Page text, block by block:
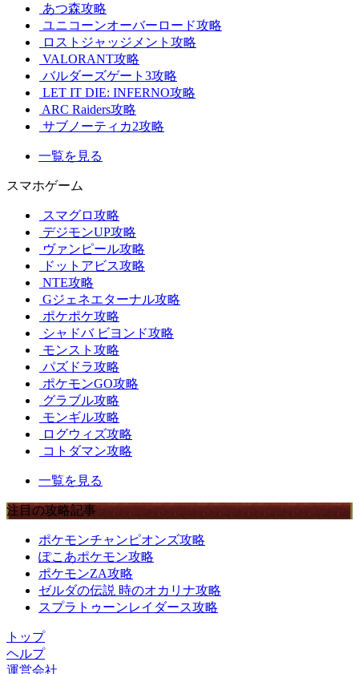
あつ森攻略
ユニコーンオーバーロード攻略
ロストジャッジメント攻略
VALORANT攻略
バルダーズゲート3攻略
LET IT DIE: INFERNO攻略
ARC Raiders攻略
サブノーティカ2攻略
一覧を見る
スマホゲーム
スマグロ攻略
デジモンUP攻略
ヴァンピール攻略
ドットアビス攻略
NTE攻略
Gジェネエターナル攻略
ポケポケ攻略
シャドバ ビヨンド攻略
モンスト攻略
パズドラ攻略
ポケモンGO攻略
グラブル攻略
モンギル攻略
ログウィズ攻略
コトダマン攻略
一覧を見る
注目の攻略記事
ポケモンチャンピオンズ攻略
ぽこあポケモン攻略
ポケモンZA攻略
ゼルダの伝説 時のオカリナ攻略
スプラトゥーンレイダース攻略
トップ
ヘルプ
運営会社